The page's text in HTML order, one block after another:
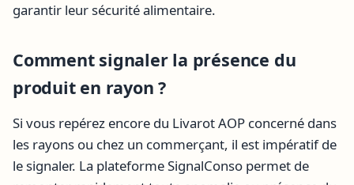
garantir leur sécurité alimentaire.
Comment signaler la présence du
produit en rayon ?
Si vous repérez encore du Livarot AOP concerné dans
les rayons ou chez un commerçant, il est impératif de
le signaler. La plateforme SignalConso permet de